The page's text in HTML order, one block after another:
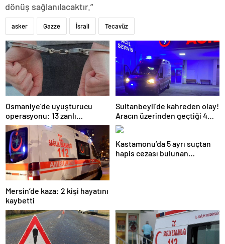
dönüş sağlanılacaktır.”
asker Gazze İsrail Tecavüz
Osmaniye’de uyuşturucu
operasyonu: 13 zanlı
tutuklandı
Sultanbeyli’de kahreden olay!
Aracın üzerinden geçtiği 4
yaşındaki çocuk öldü
Mersin’de kaza: 2 kişi hayatını
kaybetti
Kastamonu’da 5 ayrı suçtan
hapis cezası bulunan